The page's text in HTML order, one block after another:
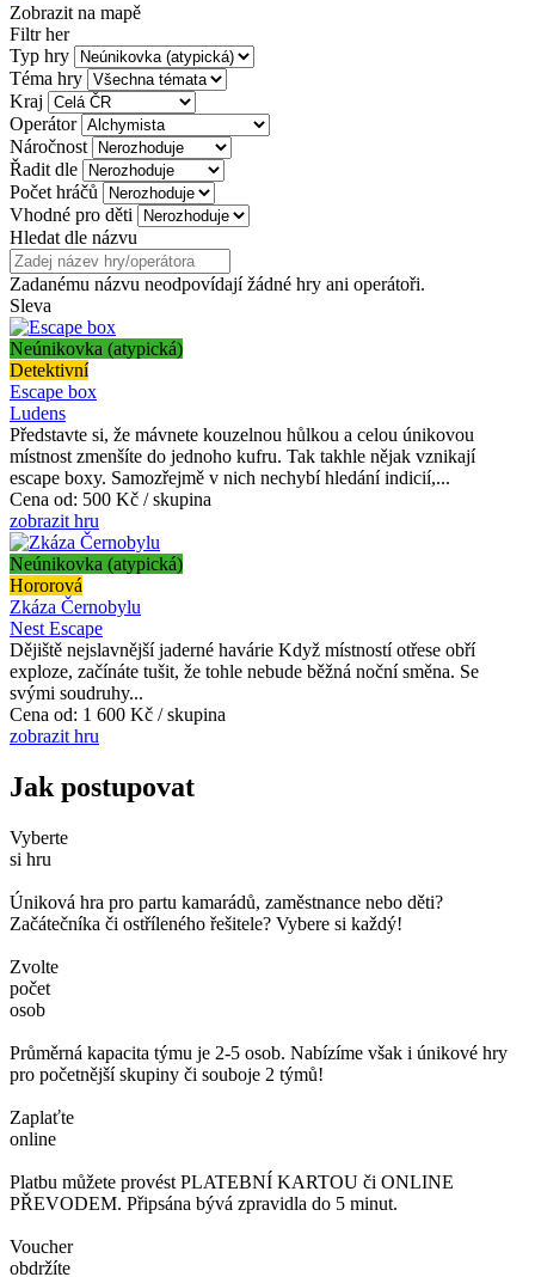
Zobrazit na mapě
Filtr her
Typ hry
Téma hry
Kraj
Operátor
Náročnost
Řadit dle
Počet hráčů
Vhodné pro děti
Hledat dle názvu
Zadanému názvu neodpovídají žádné hry ani operátoři.
Sleva
Neúnikovka (atypická)
Detektivní
Escape box
Ludens
Představte si, že mávnete kouzelnou hůlkou a celou únikovou
místnost zmenšíte do jednoho kufru. Tak takhle nějak vznikají
escape boxy. Samozřejmě v nich nechybí hledání indicií,...
Cena od: 500 Kč / skupina
zobrazit hru
Neúnikovka (atypická)
Hororová
Zkáza Černobylu
Nest Escape
Dějiště nejslavnější jaderné havárie Když místností otřese obří
exploze, začínáte tušit, že tohle nebude běžná noční směna. Se
svými soudruhy...
Cena od: 1 600 Kč / skupina
zobrazit hru
Jak postupovat
Vyberte
si hru
Úniková hra pro partu kamarádů, zaměstnance nebo děti?
Začátečníka či ostříleného řešitele? Vybere si každý!
Zvolte
počet
osob
Průměrná kapacita týmu je 2-5 osob. Nabízíme však i únikové hry
pro početnější skupiny či souboje 2 týmů!
Zaplaťte
online
Platbu můžete provést PLATEBNÍ KARTOU či ONLINE
PŘEVODEM. Připsána bývá zpravidla do 5 minut.
Voucher
obdržíte